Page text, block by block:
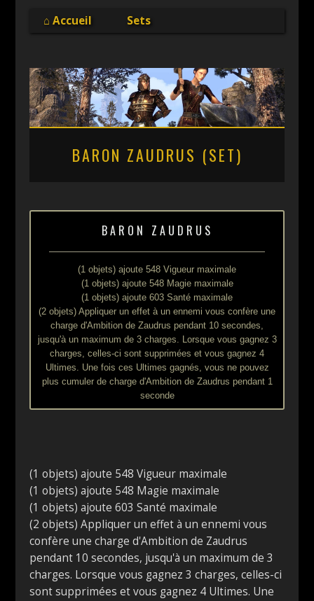
⌂ Accueil Sets
BARON ZAUDRUS (SET)
BARON ZAUDRUS
(1 objets) ajoute 548 Vigueur maximale
(1 objets) ajoute 548 Magie maximale
(1 objets) ajoute 603 Santé maximale
(2 objets) Appliquer un effet à un ennemi vous confère une
charge d'Ambition de Zaudrus pendant 10 secondes,
jusqu'à un maximum de 3 charges. Lorsque vous gagnez 3
charges, celles-ci sont supprimées et vous gagnez 4
Ultimes. Une fois ces Ultimes gagnés, vous ne pouvez
plus cumuler de charge d'Ambition de Zaudrus pendant 1
seconde
(1 objets) ajoute 548 Vigueur maximale
(1 objets) ajoute 548 Magie maximale
(1 objets) ajoute 603 Santé maximale
(2 objets) Appliquer un effet à un ennemi vous
confère une charge d'Ambition de Zaudrus
pendant 10 secondes, jusqu'à un maximum de 3
charges. Lorsque vous gagnez 3 charges, celles-ci
sont supprimées et vous gagnez 4 Ultimes. Une